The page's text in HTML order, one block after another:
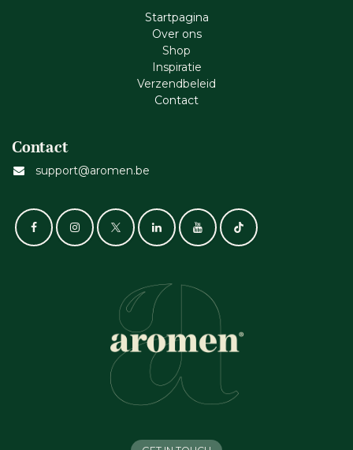
Startpagina
Ove​r​ ons
Shop
Inspiratie
Verzendbeleid
Cont​act
Contact
support@aromen.be